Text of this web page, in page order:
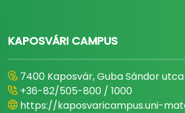
KAPOSVÁRI CAMPUS
7400 Kaposvár, Guba Sándor utca
+36-82/505-800 / 1000
https://kaposvaricampus.uni-